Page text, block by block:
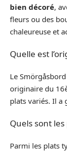
bien décoré,
fleurs ou des
chaleureuse et
Quelle est
Le
originaire du
plats variés. Il a
Quels sont
Parmi les plats